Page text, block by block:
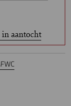
aantocht